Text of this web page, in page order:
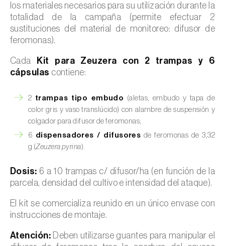
los materiales necesarios para su utilización durante la
totalidad de la campaña (permite efectuar 2
sustituciones del material de monitoreo: difusor de
feromonas).
Cada
Kit para Zeuzera con 2 trampas y 6
cápsulas contiene:
2 trampas tipo embudo (aletas, embudo y tapa de
color gris y vaso translúcido) con alambre de suspensión y
colgador para difusor de feromonas;
6 dispensadores / difusores de feromonas de 3,32
g (Zeuzera pyrina).
Dosis: 6 a 10 trampas c/ difusor/ha (en función de la
parcela, densidad del cultivo e intensidad del ataque).
El kit se comercializa reunido en un único envase con
instrucciones de montaje.
Atención: Deben utilizarse guantes para manipular el